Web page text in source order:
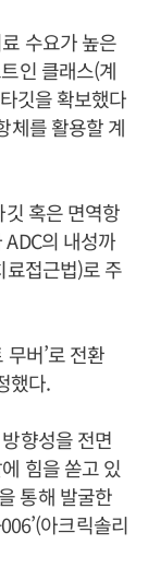
수요가 높은
인 클래스(계
깃을 확보했다
체를 활용할 계
혹은 면역항
의 내성까
료접근법)로 주
버’로 전환
했다.
향성을 전면
힘을 쏟고 있
통해 발굴한
아크릭솔리